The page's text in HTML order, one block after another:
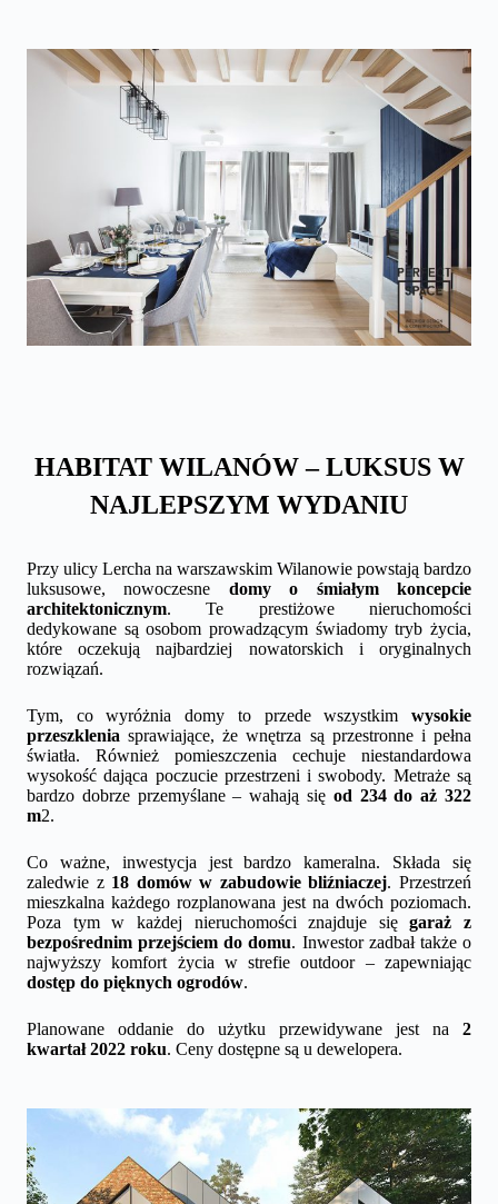
HABITAT WILANÓW – LUKSUS W
NAJLEPSZYM WYDANIU
Przy ulicy Lercha na warszawskim Wilanowie powstają bardzo
luksusowe, nowoczesne domy o śmiałym koncepcie
architektonicznym. Te prestiżowe nieruchomości
dedykowane są osobom prowadzącym świadomy tryb życia,
które oczekują najbardziej nowatorskich i oryginalnych
rozwiązań.
Tym, co wyróżnia domy to przede wszystkim wysokie
przeszklenia sprawiające, że wnętrza są przestronne i pełna
światła. Również pomieszczenia cechuje niestandardowa
wysokość dająca poczucie przestrzeni i swobody. Metraże są
bardzo dobrze przemyślane – wahają się od 234 do aż 322
m2.
Co ważne, inwestycja jest bardzo kameralna. Składa się
zaledwie z18 domów w zabudowie bliźniaczej. Przestrzeń
mieszkalna każdego rozplanowana jest na dwóch poziomach.
Poza tym w każdej nieruchomości znajduje sięgaraż z
bezpośrednim przejściem do domu. Inwestor zadbał także o
najwyższy komfort życia w strefie outdoor – zapewniając
dostęp do pięknych ogrodów.
Planowane oddanie do użytku przewidywane jest na 2
kwartał 2022 roku. Ceny dostępne są u dewelopera.